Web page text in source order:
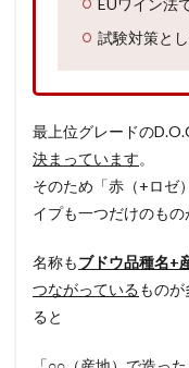
EUワイン法
試験対策と
最上位グレードの
決まっています。
そのため「赤（+ロゼ
イプも一つだけのもの
名称もブドウ品種名+
つながっているもの
ると